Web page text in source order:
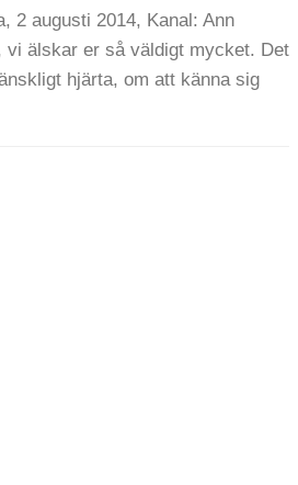
2 augusti 2014, Kanal: Ann
älskar er så väldigt mycket. Det
hjärta, om att känna sig